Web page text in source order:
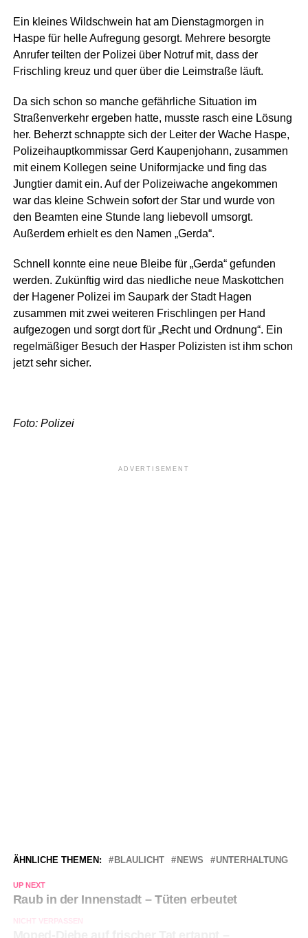
Ein kleines Wildschwein hat am Dienstagmorgen in
Haspe für helle Aufregung gesorgt. Mehrere besorgte
Anrufer teilten der Polizei über Notruf mit, dass der
Frischling kreuz und quer über die Leimstraße läuft.
Da sich schon so manche gefährliche Situation im
Straßenverkehr ergeben hatte, musste rasch eine Lösung
her. Beherzt schnappte sich der Leiter der Wache Haspe,
Polizeihauptkommissar Gerd Kaupenjohann, zusammen
mit einem Kollegen seine Uniformjacke und fing das
Jungtier damit ein. Auf der Polizeiwache angekommen
war das kleine Schwein sofort der Star und wurde von
den Beamten eine Stunde lang liebevoll umsorgt.
Außerdem erhielt es den Namen „Gerda“.
Schnell konnte eine neue Bleibe für „Gerda“ gefunden
werden. Zukünftig wird das niedliche neue Maskottchen
der Hagener Polizei im Saupark der Stadt Hagen
zusammen mit zwei weiteren Frischlingen per Hand
aufgezogen und sorgt dort für „Recht und Ordnung“. Ein
regelmäßiger Besuch der Hasper Polizisten ist ihm schon
jetzt sehr sicher.
Foto: Polizei
ADVERTISEMENT
ÄHNLICHE THEMEN: BLAULICHT NEWS UNTERHALTUNG
UP NEXT
Raub in der Innenstadt – Tüten erbeutet
NICHT VERPASSEN